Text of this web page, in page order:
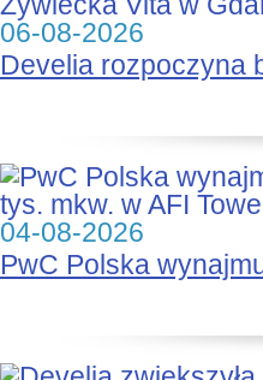
06-08-2026
Develia rozpoczyna
04-08-2026
PwC Polska